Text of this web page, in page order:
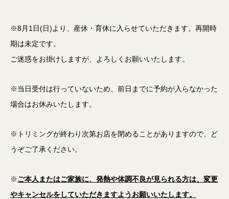
※8月1日(日)より、産休・育休に入らせていただきます。再開時
期は未定です。
ご迷惑をお掛けしますが、よろしくお願いいたします。
※当日受付は行っていないため、前日までに予約が入らなかった
場合はお休みいたします。
※トリミングが終わり次第お店を閉めることがありますので、ど
うぞご了承ください。
※ご本人またはご家族に、発熱や体調不良が見られる方は、変更
やキャンセルをしていただきますようお願いいたします。